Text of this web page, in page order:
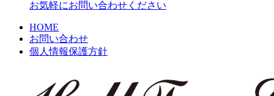
お気軽にお問い合わせください
HOME
お問い合わせ
個人情報保護方針